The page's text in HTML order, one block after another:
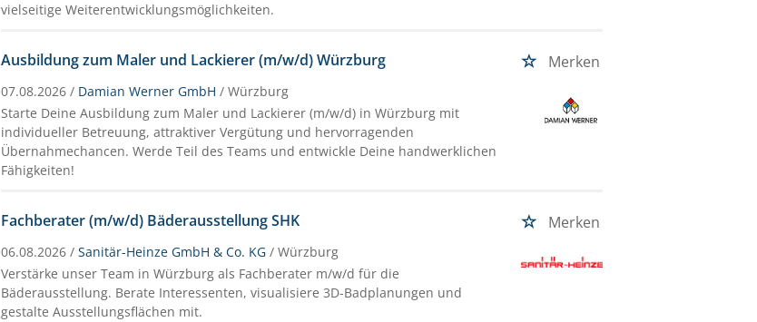
vielseitige Weiterentwicklungsmöglichkeiten.
Ausbildung zum Maler und Lackierer (m/w/d) Würzburg Merken
07.08.2026 / Damian Werner GmbH / Würzburg
Starte Deine Ausbildung zum Maler und Lackierer (m/w/d) in Würzburg mit
individueller Betreuung, attraktiver Vergütung und hervorragenden
Übernahmechancen. Werde Teil des Teams und entwickle Deine handwerklichen
Fähigkeiten!
Fachberater (m/w/d) Bäderausstellung SHK Merken
06.08.2026 /Sanitär-Heinze GmbH & Co. KG / Würzburg
Verstärke unser Team in Würzburg als Fachberater m/w/d für die
Bäderausstellung. Berate Interessenten, visualisiere 3D-Badplanungen und
gestalte Ausstellungsflächen mit.